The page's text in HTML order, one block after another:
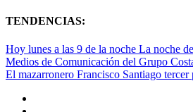
TENDENCIAS:
Hoy lunes a las 9 de la noche La noche
Medios de Comunicación del Grupo
El mazarronero Francisco Santiago tercer